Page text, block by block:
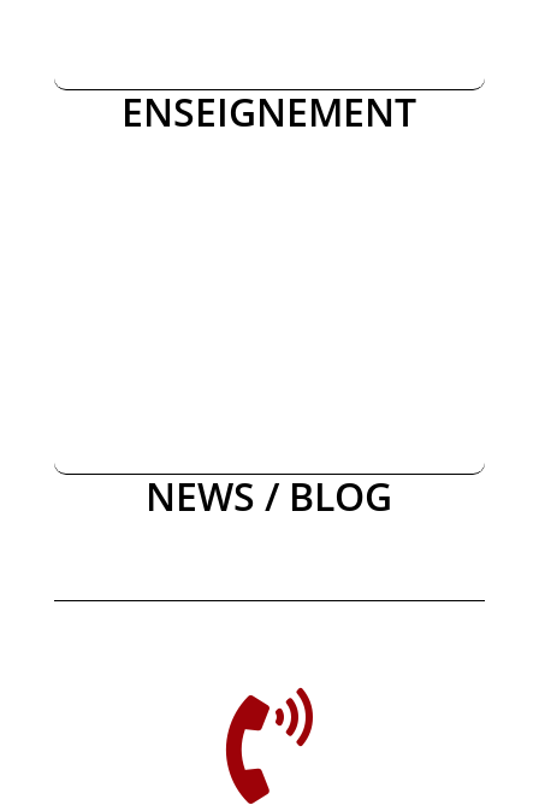
ENSEIGNEMENT
NEWS / BLOG
